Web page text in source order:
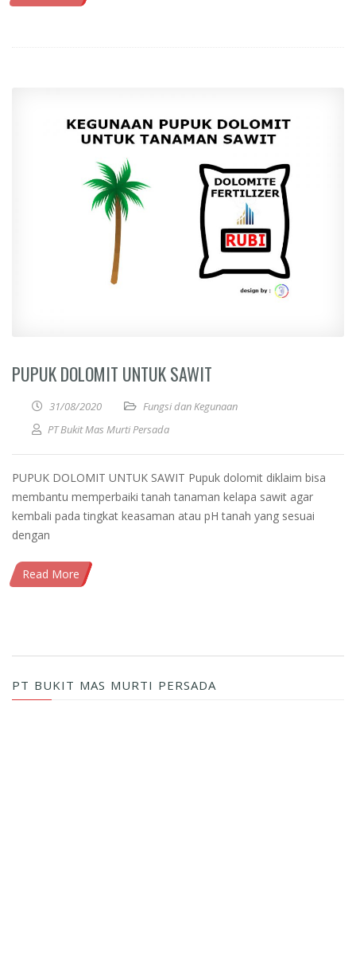
PUPUK DOLOMIT UNTUK SAWIT
31/08/2020
Fungsi dan Kegunaan
PT Bukit Mas Murti Persada
PUPUK DOLOMIT UNTUK SAWIT Pupuk dolomit diklaim bisa
membantu memperbaiki tanah tanaman kelapa sawit agar
kembali pada tingkat keasaman atau pH tanah yang sesuai
dengan
Read More
PT BUKIT MAS MURTI PERSADA